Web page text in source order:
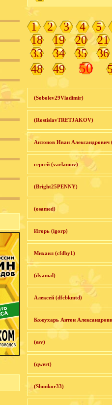
1 2 3 4
5
18
19 20
21
33
34 35
36
48
49 50
(Sobolev29Vladimir)
(RostislavTRETJAKOV)
Антонов Иван Александрович
сергей (varlamov)
(Bright25PENNY)
(osamed)
Игорь (igorp)
Михаил (cfdby1)
(dyamal)
Алексей (dfcbkmtd)
Кожухарь Антон
(esv)
(qwert)
(Shunkor33)